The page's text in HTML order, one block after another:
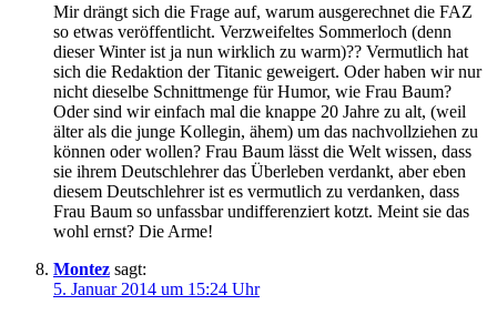
Mir drängt sich die Frage auf, warum ausgerechnet die FAZ
so etwas veröffentlicht. Verzweifeltes Sommerloch (denn
dieser Winter ist ja nun wirklich zu warm)?? Vermutlich hat
sich die Redaktion der Titanic geweigert. Oder haben wir nur
nicht dieselbe Schnittmenge für Humor, wie Frau Baum?
Oder sind wir einfach mal die knappe 20 Jahre zu alt, (weil
älter als die junge Kollegin, ähem) um das nachvollziehen zu
können oder wollen? Frau Baum lässt die Welt wissen, dass
sie ihrem Deutschlehrer das Überleben verdankt, aber eben
diesem Deutschlehrer ist es vermutlich zu verdanken, dass
Frau Baum so unfassbar undifferenziert kotzt. Meint sie das
wohl ernst? Die Arme!
Montez sagt:
5. Januar 2014 um 15:24 Uhr